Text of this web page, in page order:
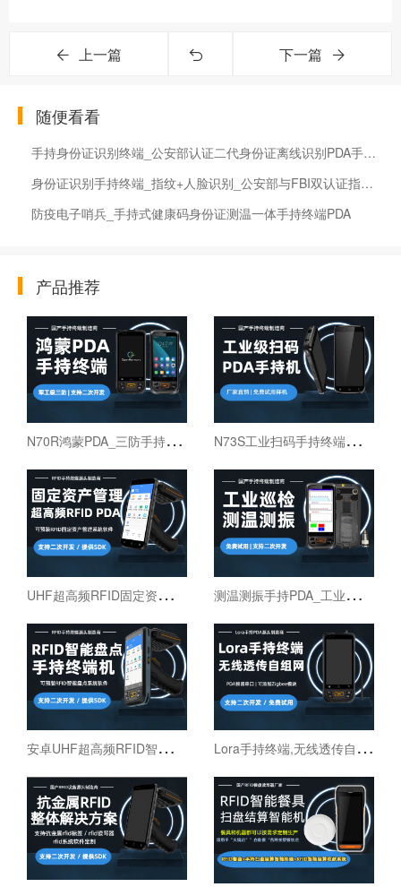
上一篇 下一篇
随便看看
手持身份证识别终端_公安部认证二代身份证离线识别PDA手持机
身份证识别手持终端_指纹+人脸识别_公安部与FBI双认证指纹模块的手持机
防疫电子哨兵_手持式健康码身份证测温一体手持终端PDA
产品推荐
N
70R鸿蒙PDA_三防手持PDA终端_国产鸿蒙手持终端 N
73S工业扫码手持终端｜6寸仓库出入库PDA扫码枪
U
HF超高频RFID固定资产管理手持终端机 测
温测振手持PDA_工业巡检手持终端机_红外线测温PDA
安
卓UHF超高频RFID智能盘点手持终端设备 L
ora手持终端,无线透传自组网pda,高性能Lora智能巡检机